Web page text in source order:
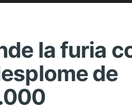
la furia
de